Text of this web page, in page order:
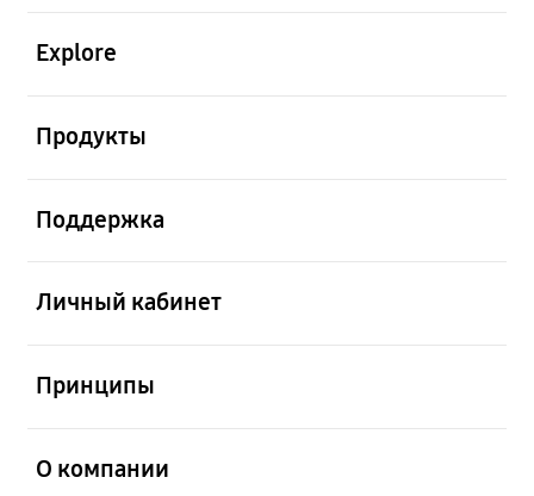
Explore
Продукты
Поддержка
Личный кабинет
Принципы
О компании